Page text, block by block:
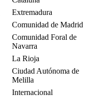
Extremadura
Comunidad de Madrid
Comunidad Foral de
Navarra
La Rioja
Ciudad Autónoma de
Melilla
Internacional